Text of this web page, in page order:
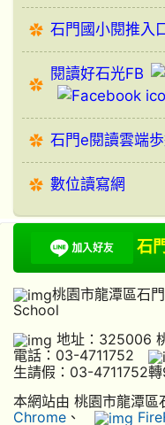
石門國小閱推入
閱讀好石光FB
石門e閱讀雲端
數位讀寫網
石
桃園市龍潭區石
School
地址：325006
電話：03-4711752
生請假：03-4711752
本網站由 桃園市龍潭區
Chrome 、